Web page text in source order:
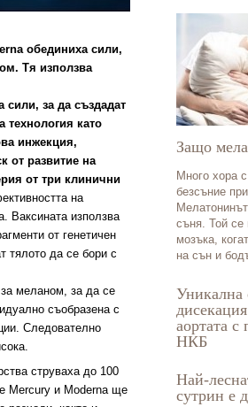
обединиха сили,
Тя използва
за да създадат
технология като
инжекция,
от развитие на
от три клинични
на
Ваксината използва
от генетичен
тялото да се бори с
меланом, за да се
съобразена с
Следователно
струваха до 100
Mercury и Moderna ще
Защо
Много хора
безсъние
съня. Той се
мозъка,
на сън и
Уникална
аортата с
НКБ
Най-
сутрин е